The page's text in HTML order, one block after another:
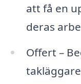
att få en
deras
Offert –